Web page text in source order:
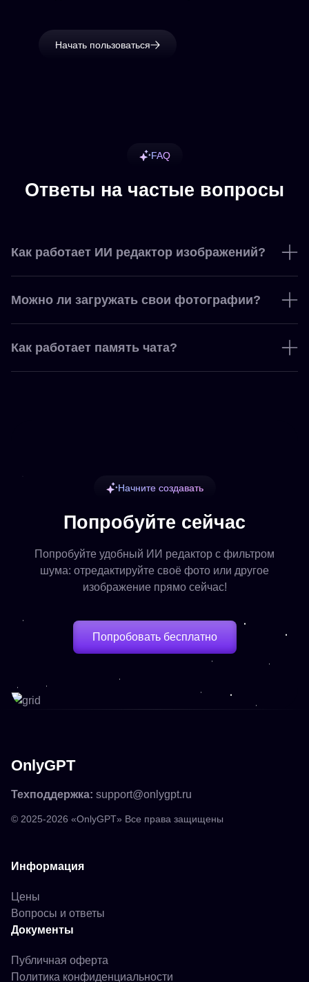
Начать пользоваться
FAQ
Ответы на частые вопросы
Как работает ИИ редактор изображений?
Можно ли загружать свои фотографии?
Как работает память чата?
Начните создавать
Попробуйте сейчас
Попробуйте удобный ИИ редактор с фильтром
шума: отредактируйте своё фото или другое
изображение прямо сейчас!
Попробовать бесплатно
OnlyGPT
Техподдержка: support@onlygpt.ru
© 2025-2026 «OnlyGPT» Все права защищены
Информация
Цены
Вопросы и ответы
Документы
Публичная оферта
Политика конфиденциальности